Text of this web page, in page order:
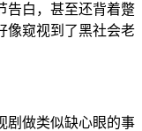
告白，甚至还背着蹩
像窥视到了黑社会老
剧做类似缺心眼的事